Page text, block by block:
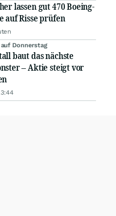
lassen gut 470 Boeing-
auf Risse prüfen
Donnerstag
baut das nächste
– Aktie steigt vor